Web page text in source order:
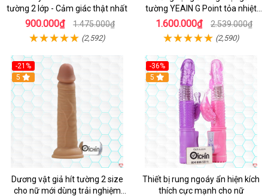
tường 2 lớp - Cảm giác thật nhất
900.000₫ 1.475.000₫
(2,592)
tường YEAIN G Point tỏa nhiệt
điều khiển từ xa
1.600.000₫ 2.539.000₫
(2,590)
-21%
Hot
5
Dương vật giả hít tường 2 size
cho nữ mới dùng trải nghiệm
-36%
Hot
5
Thiết bị rung ngoáy ẩn hiện kích
thích cực mạnh cho nữ